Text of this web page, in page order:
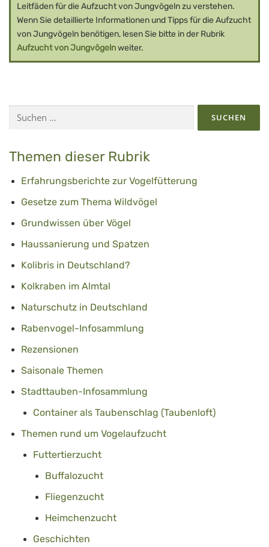
Leitfäden für die Aufzucht von Jungvögeln zu verstehen.
Wenn Sie detaillierte Informationen und Tipps für die Aufzucht
von Jungvögeln benötigen, lesen Sie bitte in der Rubrik
Aufzucht von Jungvögelnweiter.
nach:
Themen dieser Rubrik
Erfahrungsberichte zur Vogelfütterung
Gesetze zum Thema Wildvögel
Grundwissen über Vögel
Haussanierung und Spatzen
Kolibris in Deutschland?
Kolkraben im Almtal
Naturschutz in Deutschland
Rabenvogel-Infosammlung
Rezensionen
Saisonale Themen
Stadttauben-Infosammlung
Container als Taubenschlag (Taubenloft)
Themen rund um Vogelaufzucht
Futtertierzucht
Buffalozucht
Fliegenzucht
Heimchenzucht
Geschichten